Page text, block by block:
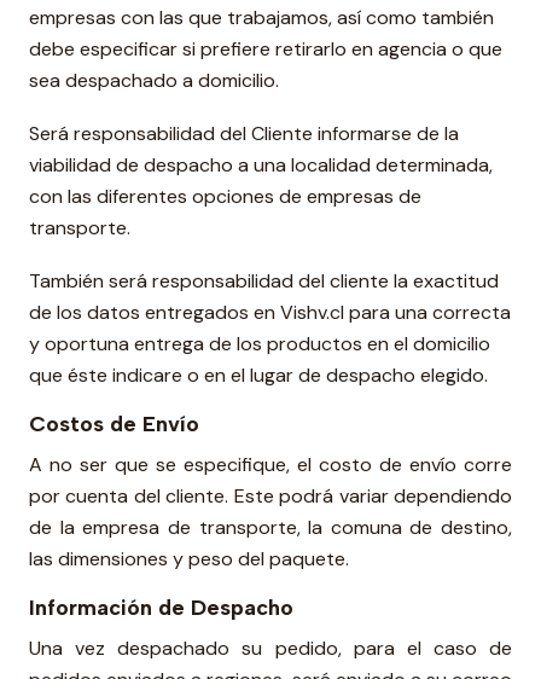
empresas con las que trabajamos, así como también
debe especificar si prefiere retirarlo en agencia o que
sea despachado a domicilio.
Será responsabilidad del Cliente informarse de la
viabilidad de despacho a una localidad determinada,
con las diferentes opciones de empresas de
transporte.
También será responsabilidad del cliente la exactitud
de los datos entregados en Vishv.cl para una correcta
y oportuna entrega de los productos en el domicilio
que éste indicare o en el lugar de despacho elegido.
Costos de Envío
A no ser que se especifique, el costo de envío corre
por cuenta del cliente. Este podrá variar dependiendo
de la empresa de transporte, la comuna de destino,
las dimensiones y peso del paquete.
Información de Despacho
Una vez despachado su pedido, para el caso de